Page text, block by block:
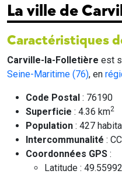
La ville de
Caractéristiques
Carville-la-Folletière est
Seine-Maritime (76), en
Code Postal : 76190
Superficie : 4.36 km2
Population : 427
Intercommunalité :
Coordonnées GPS :
Latitude :